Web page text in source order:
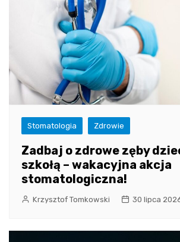
Stomatologia Zdrowie
Zadbaj o zdrowe zęby
szkołą – wakacyjna akcja
stomatologiczna!
Krzysztof Tomkowski 30 lipca